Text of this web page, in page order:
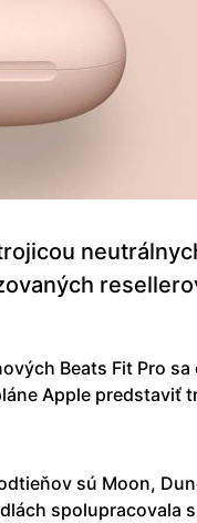
Beats Fit Pro
Apple predstaviť
sú Moon,
spolupracovala